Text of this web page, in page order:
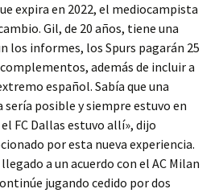
expira en 2022, el mediocampista
Gil, de 20 años, tiene una
los informes, los Spurs pagarán 25
además de incluir a
español. Sabía que una
posible y siempre estuvo en
FC Dallas estuvo allí», dijo
por esta nueva experiencia.
a un acuerdo con el AC Milan
jugando cedido por dos